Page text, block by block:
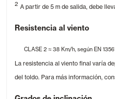
2 A partir de 5 m de salida, debe
Resistencia al viento
CLASE 2 ≈ 38 Km/h, según EN
La resistencia al viento final varía
del toldo. Para más información,